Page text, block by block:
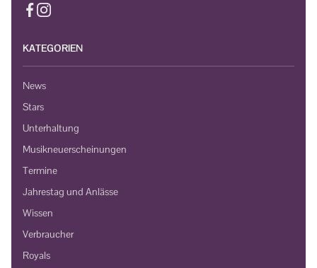
KATEGORIEN
News
Stars
Unterhaltung
Musikneuerscheinungen
Termine
Jahrestag und Anlässe
Wissen
Verbraucher
Royals